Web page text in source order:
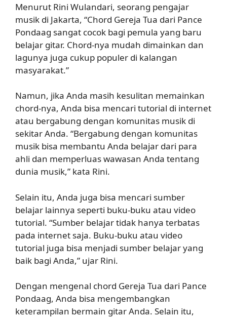
Menurut Rini Wulandari, seorang pengajar
musik di Jakarta, “Chord Gereja Tua dari Pance
Pondaag sangat cocok bagi pemula yang baru
belajar gitar. Chord-nya mudah dimainkan dan
lagunya juga cukup populer di kalangan
masyarakat.”
Namun, jika Anda masih kesulitan memainkan
chord-nya, Anda bisa mencari tutorial di internet
atau bergabung dengan komunitas musik di
sekitar Anda. “Bergabung dengan komunitas
musik bisa membantu Anda belajar dari para
ahli dan memperluas wawasan Anda tentang
dunia musik,” kata Rini.
Selain itu, Anda juga bisa mencari sumber
belajar lainnya seperti buku-buku atau video
tutorial. “Sumber belajar tidak hanya terbatas
pada internet saja. Buku-buku atau video
tutorial juga bisa menjadi sumber belajar yang
baik bagi Anda,” ujar Rini.
Dengan mengenal chord Gereja Tua dari Pance
Pondaag, Anda bisa mengembangkan
keterampilan bermain gitar Anda. Selain itu,